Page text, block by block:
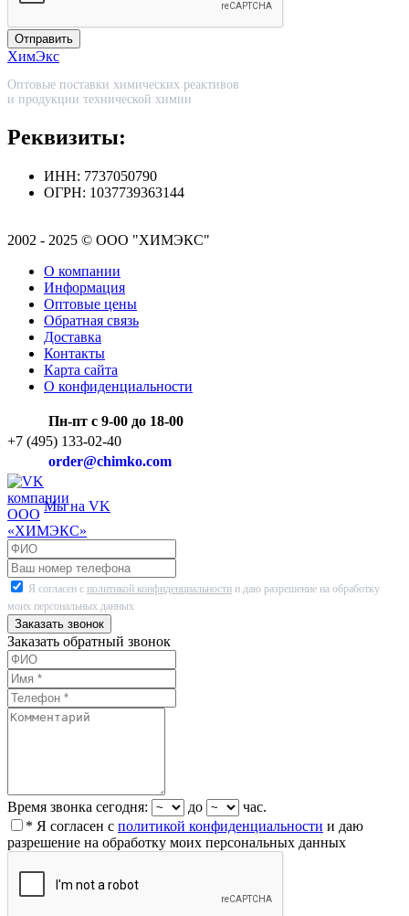
Отправить
ХимЭкс
Оптовые поставки химических реактивов
и продукции технической химии
Реквизиты:
ИНН: 7737050790
ОГРН: 1037739363144
2002 - 2025 © ООО "ХИМЭКС"
О компании
Информация
Оптовые цены
Обратная связь
Доставка
Контакты
Карта сайта
О конфиденциальности
Пн-пт с 9-00 до 18-00
+7 (495) 133-02-40
order@chimko.com
Мы на VK
Я согласен с политикой конфиденциальности и даю разрешение на обработку
моих персональных данных
Заказать звонок
Заказать обратный звонок
Время звонка сегодня: до
час.
* Я согласен с политикой конфиденциальности и даю
разрешение на обработку моих персональных данных